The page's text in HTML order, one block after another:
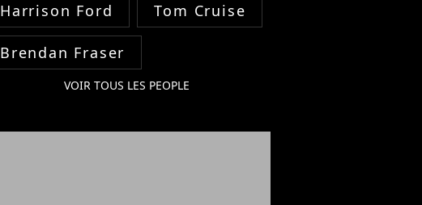
Harrison Ford Tom Cruise
Brendan Fraser
VOIR TOUS LES PEOPLE